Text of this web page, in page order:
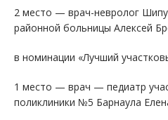
2 место — врач-невролог
районной больницы Алексей
в номинации «Лучший
1 место — врач — педиатр
поликлиники №5 Барнаула